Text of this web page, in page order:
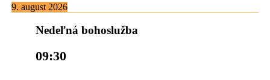
9. august 2026
Nedeľná bohoslužba
09:30